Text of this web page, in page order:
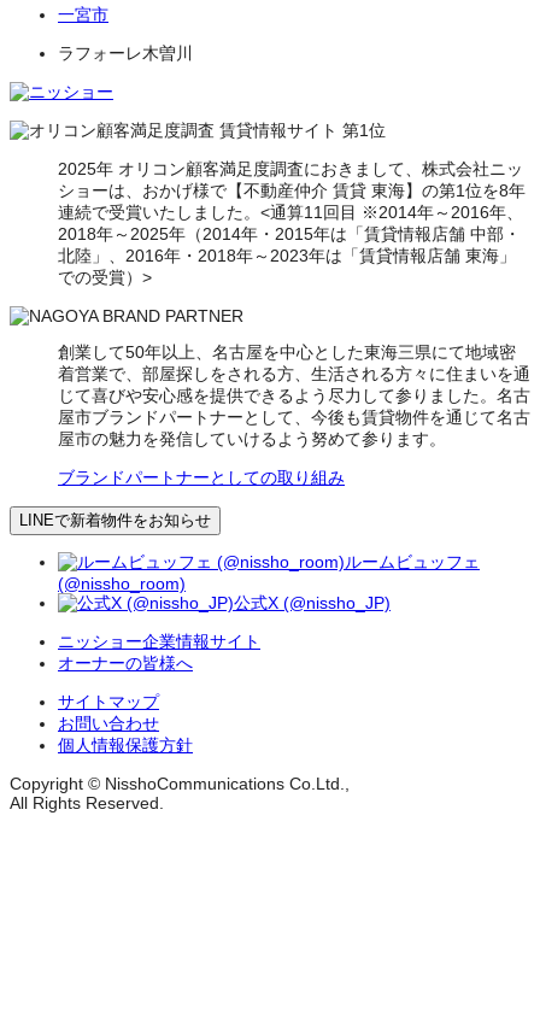
一宮市
ラフォーレ木曽川
2025年 オリコン顧客満足度調査におきまして、株式会社ニッ
ショーは、おかげ様で【不動産仲介 賃貸 東海】の第1位を8年
連続で受賞いたしました。<通算11回目 ※2014年～2016年、
2018年～2025年（2014年・2015年は「賃貸情報店舗 中部・
北陸」、2016年・2018年～2023年は「賃貸情報店舗 東海」
での受賞）>
創業して50年以上、名古屋を中心とした東海三県にて地域密
着営業で、部屋探しをされる方、生活される方々に住まいを通
じて喜びや安心感を提供できるよう尽力して参りました。名古
屋市ブランドパートナーとして、今後も賃貸物件を通じて名古
屋市の魅力を発信していけるよう努めて参ります。
ブランドパートナーとしての取り組み
LINEで新着物件をお知らせ
ルームビュッフェ
(@nissho_room)
公式X (@nissho_JP)
ニッショー企業情報サイト
オーナーの皆様へ
サイトマップ
お問い合わせ
個人情報保護方針
Copyright © NisshoCommunications Co.Ltd.,
All Rights Reserved.